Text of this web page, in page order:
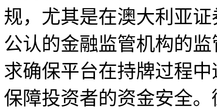
规，尤其是在澳大利亚
公认的金融监管机构的
求确保平台在持牌过程
保障投资者的资金安全